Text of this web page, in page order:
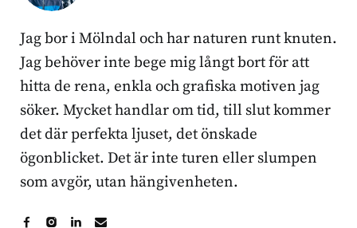
Jag bor i Mölndal och har naturen runt knuten.
Jag behöver inte bege mig långt bort för att
hitta de rena, enkla och grafiska motiven jag
söker. Mycket handlar om tid, till slut kommer
det där perfekta ljuset, det önskade
ögonblicket. Det är inte turen eller slumpen
som avgör, utan hängivenheten.